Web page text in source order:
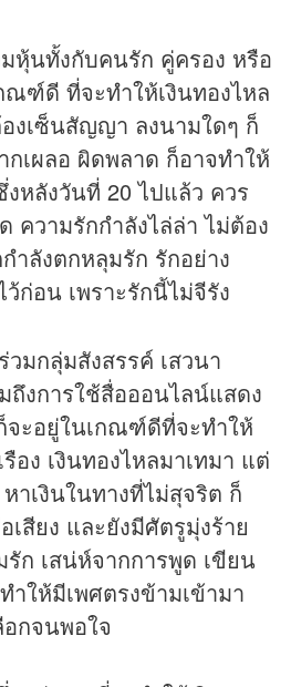
หุ้นทั้งกับคนรัก คู่ครอง หรือ
ณฑ์ดี ที่จะทำให้เงินทองไหล
งเซ็นสัญญา ลงนามใดๆ ก็
กเผลอ ผิดพลาด ก็อาจทำให้
งหลังวันที่ 20 ไปแล้ว ควร
ความรักกำลังไล่ล่า ไม่ต้อง
ำลังตกหลุมรัก รักอย่าง
ก่อน เพราะรักนี้ไม่จีรัง
วมกลุ่มสังสรรค์ เสวนา
ถึงการใช้สื่อออนไลน์แสดง
ะอยู่ในเกณฑ์ดีที่จะทำให้
อง เงินทองไหลมาเทมา แต่
าเงินในทางที่ไม่สุจริต ก็
เสียง และยังมีศัตรูมุ่งร้าย
รัก เสน่ห์จากการพูด เขียน
ให้มีเพศตรงข้ามเข้ามา
กจนพอใจ